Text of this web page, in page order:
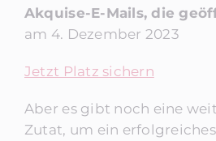
Akquise-E-Mails, die
am 4. Dezember 2023
Jetzt Platz sichern
Aber es gibt noch eine
Zutat, um ein